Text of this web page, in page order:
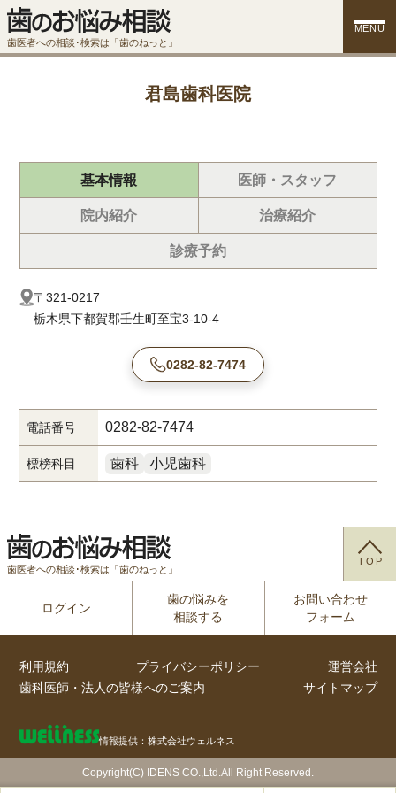
歯医者への相談･検索は「歯のねっと」
MENU
君島歯科医院
基本情報 医師・スタッフ
院内紹介 治療紹介
診療予約
〒321-0217
栃木県下都賀郡壬生町至宝3-10-4
0282-82-7474
電話番号 0282-82-7474
標榜科目 歯科 小児歯科
歯医者への相談･検索は「歯のねっと」
TOP
ログイン
歯の悩みを
相談する
お問い合わせ
フォーム
利用規約 プライバシーポリシー
運営会社
歯科医師・法人の皆様へのご案内
サイトマップ
情報提供：株式会社ウェルネス
Copyright(C) IDENS CO.,Ltd.All Right Reserved.